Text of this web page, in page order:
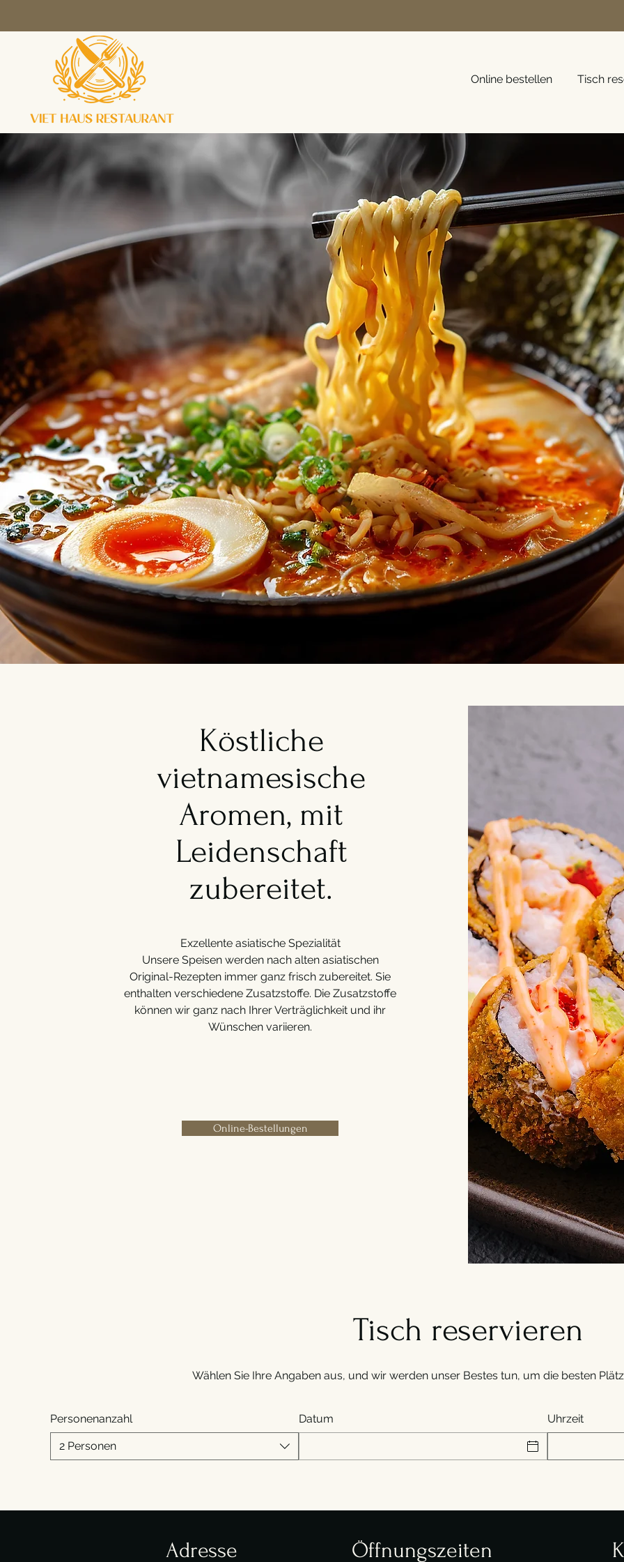
Online bestellen Tisch
Köstliche
vietnamesische
Aromen, mit
Leidenschaft
zubereitet.
Exzellente asiatische Spezialität
Unsere Speisen werden nach alten asiatischen
Original-Rezepten immer ganz frisch zubereitet. Sie
enthalten verschiedene Zusatzstoffe. Die Zusatzstoffe
können wir ganz nach Ihrer Verträglichkeit und ihr
Wünschen variieren.
Online-Bestellungen
Tisch reservieren
Wählen Sie Ihre Angaben aus, und wir werden unser Bestes tun, um die besten
Personenanzahl
2 Personen
Datum Uhrzeit
Adresse Öffnungszeiten